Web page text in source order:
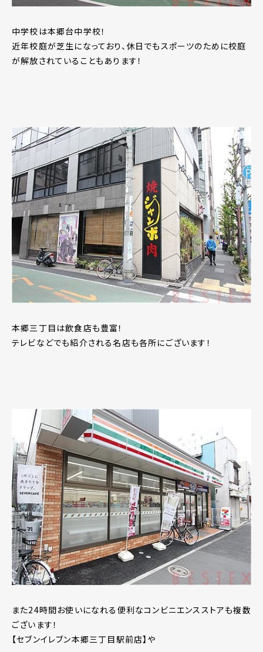
中学校は本郷台中学校！
近年校庭が芝生になっており、休日でもスポーツのために校庭
が解放されていることもあります！
本郷三丁目は飲食店も豊富！
テレビなどでも紹介される名店も各所にございます！
また24時間お使いになれる便利なコンビニエンスストアも複数
ございます！
【セブンイレブン本郷三丁目駅前店】や